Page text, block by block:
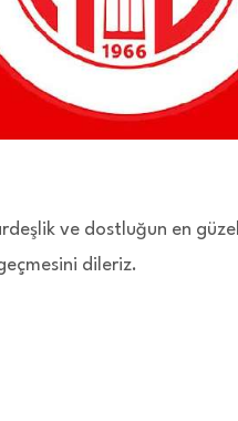
ve dostluğun en
dileriz.